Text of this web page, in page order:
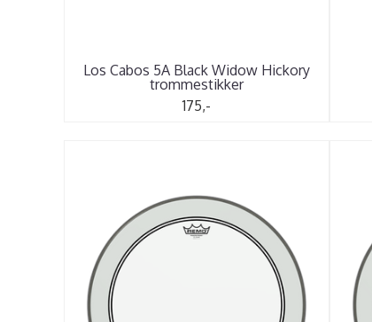
Los Cabos 5A Black Widow Hickory
trommestikker
175,-